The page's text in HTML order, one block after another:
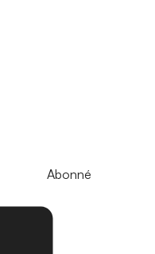
Abonné